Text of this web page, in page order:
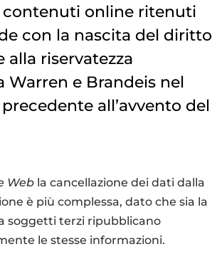
online ritenuti
con la nascita del diritto
alla riservatezza
Warren e Brandeis nel
precedente all’avvento del
Web la cancellazione dei dati dalla
è più complessa, dato che sia la
soggetti terzi ripubblicano
le stesse informazioni.